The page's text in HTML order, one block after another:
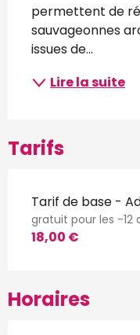
permettent de
sauvageonnes
issues de...
Lire la suite
Tarifs
Tarif de base -
gratuit pour les -12
18,00 €
Horaires